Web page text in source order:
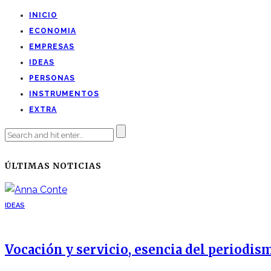
INICIO
ECONOMIA
EMPRESAS
IDEAS
PERSONAS
INSTRUMENTOS
EXTRA
ÚLTIMAS NOTICIAS
IDEAS
Vocación y servicio, esencia del